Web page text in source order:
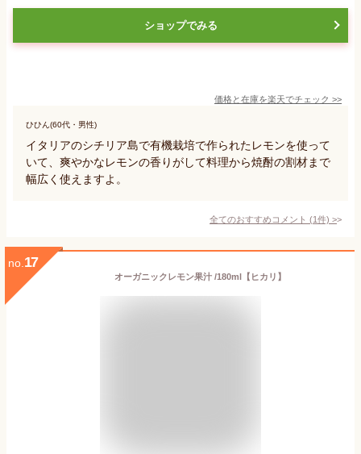
ショップでみる
価格と在庫を楽天でチェック >>
ひひん(60代・男性)
イタリアのシチリア島で有機栽培で作られたレモンを使って
いて、爽やかなレモンの香りがして料理から焼酎の割材まで
幅広く使えますよ。
全てのおすすめコメント (1件) >
no. 17
オーガニックレモン果汁 /180ml【ヒカリ】